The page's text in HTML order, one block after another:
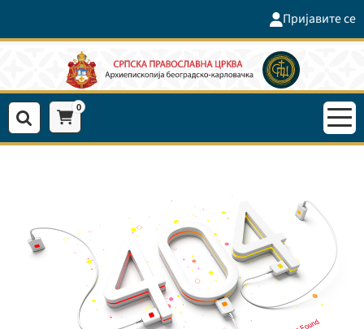
Пријавите се
0